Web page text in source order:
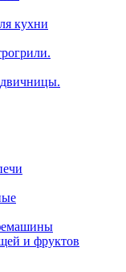
кухни
и фруктов